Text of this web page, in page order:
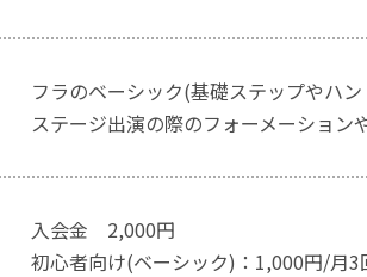
フラのベーシック(基礎ステップやハ
ステージ出演の際のフォーメーション
入会金 2,000円
初心者向け(ベーシック)：1,000円/月3